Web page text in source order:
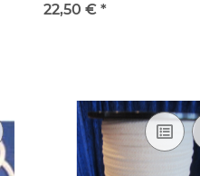
22,50 € *